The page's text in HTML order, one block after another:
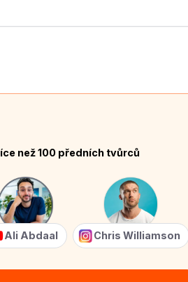
než 100 předních tvůrců
Ali Abdaal Chris Williamson